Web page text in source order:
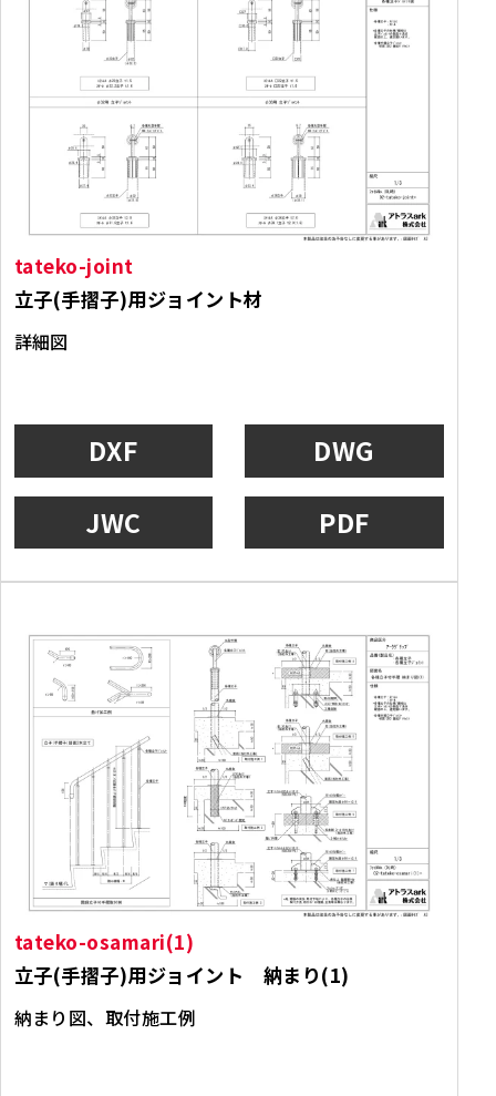
tateko-joint
立子(手摺子)用ジョイント材
詳細図
DXF
DWG
JWC
PDF
tateko-osamari(1)
立子(手摺子)用ジョイント 納まり(1)
納まり図、取付施工例